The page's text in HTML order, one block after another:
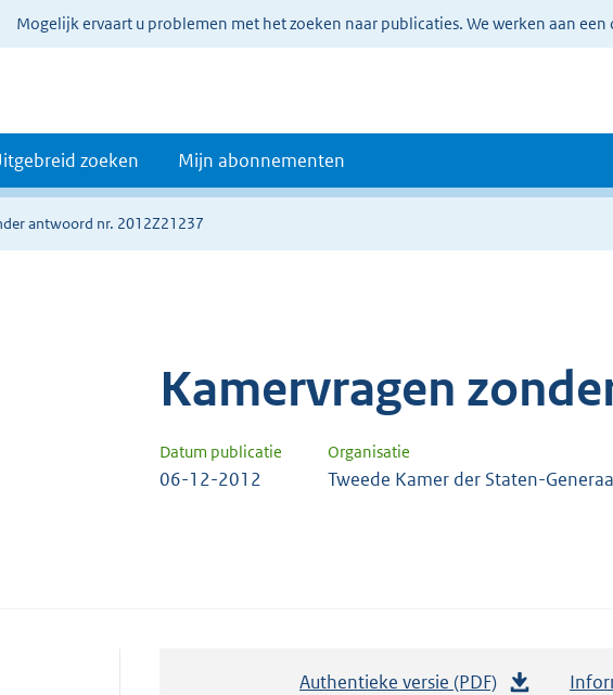
Mogelijk ervaart u problemen met het zoeken naar publicaties. We werken aan een
zoeken Mijn abonnementen
antwoord nr. 2012Z21237
Kamervragen
Datum publicatie Organisatie
06-12-2012 Tweede Kamer der Staten-
Authentieke versie (PDF)